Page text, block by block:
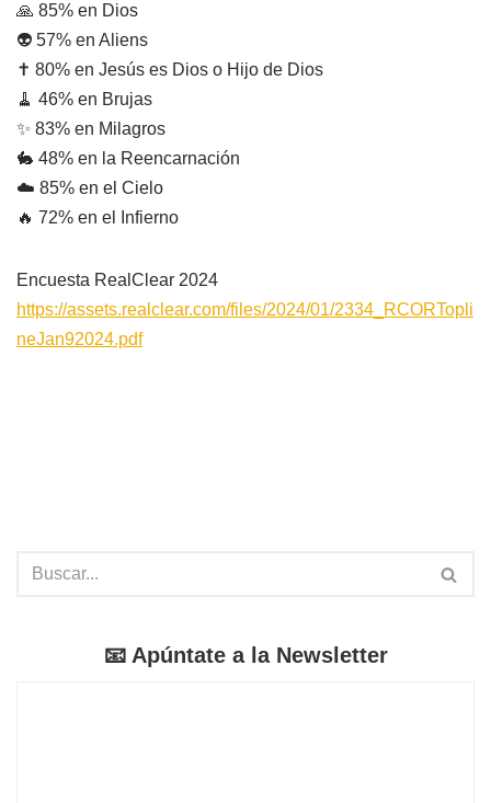
🙏 85% en Dios
👽 57% en Aliens
✝️ 80% en Jesús es Dios o Hijo de Dios
🧹 46% en Brujas
✨ 83% en Milagros
🐇 48% en la Reencarnación
☁️ 85% en el Cielo
🔥 72% en el Infierno
Encuesta RealClear 2024
https://assets.realclear.com/files/2024/01/2334_RCORTopli
neJan92024.pdf
📧 Apúntate a la Newsletter